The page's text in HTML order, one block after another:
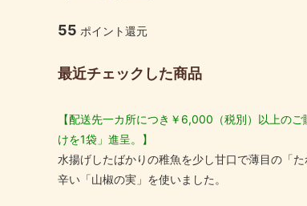
55 ポイント還元
最近チェックした商品
【配送先一カ所につき￥6,000（税別）以上の
けを1袋」進呈。】
水揚げしたばかりの稚魚を少し甘口で薄目の「
辛い「山椒の実」を使いました。